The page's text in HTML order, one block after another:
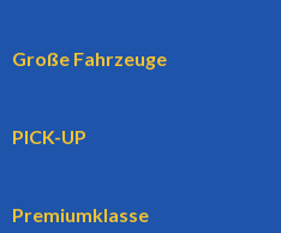
Große Fahrzeuge
PICK-UP
Premiumklasse